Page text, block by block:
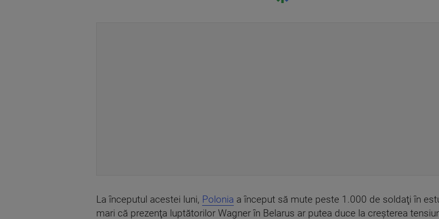
La începutul acestei luni, Polonia a început să mute peste 1.000 de soldaţi în
mari că prezenţa luptătorilor Wagner în Belarus ar putea duce la creşterea